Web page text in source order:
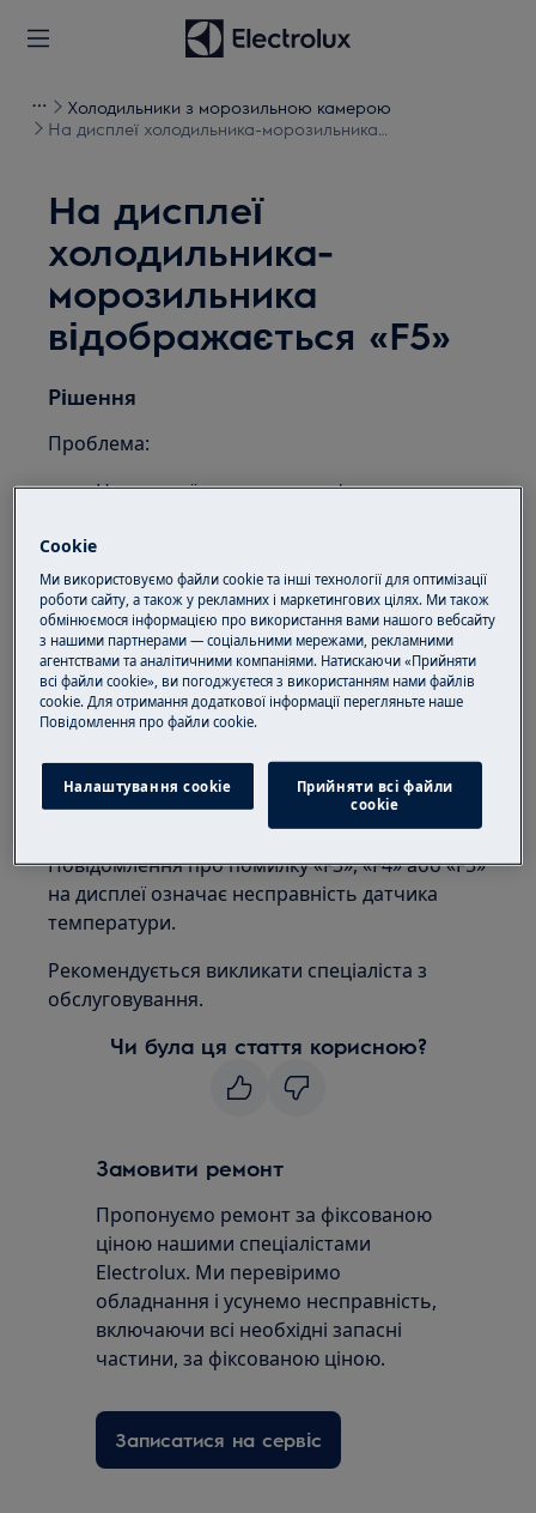
Холодильники з морозильною камерою
На дисплеї холодильника-морозильника
На дисплеї
холодильника-
морозильника
відображається «F5»
Рішення
Проблема:
На дисплеї холодильника/холодильника-
повідомлення про помилку «F3», «F4» або
«F5»
Застосовується до:
Холодильник
Холодильник-морозильник
1. Зверніться до авторизованого
сервісного центру.
Повідомлення про помилку «F3», «F4» або «F5»
на дисплеї означає несправність датчика
температури.
Рекомендується викликати спеціаліста з
обслуговування.
Чи була ця стаття корисною?
Замовити ремонт
Пропонуємо ремонт за фіксованою
ціною нашими спеціалістами
Electrolux. Ми перевіримо
обладнання і усунемо несправність,
включаючи всі необхідні запасні
частини, за фіксованою ціною.
Записатися на сервіс
Cookie
Ми використовуємо файли cookie та інші технології для оптимізації
роботи сайту, а також у рекламних і маркетингових цілях. Ми також
обмінюємося інформацією про використання вами нашого вебсайту
з нашими партнерами — соціальними мережами, рекламними
агентствами та аналітичними компаніями. Натискаючи «Прийняти
всі файли cookie», ви погоджуєтеся з використанням нами файлів
cookie. Для отримання додаткової інформації перегляньте наше
Пoвідомлення прo файли cookie.
Налаштування cookie
Прийняти всі файли
сookie